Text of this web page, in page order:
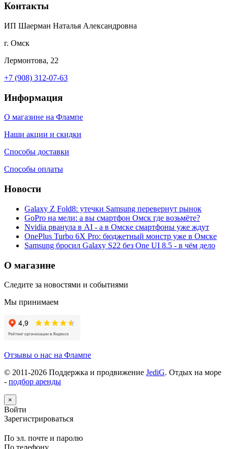
Контакты
ИП Шаерман Наталья Александровна
г. Омск
Лермонтова, 22
+7 (908) 312-07-63
Информация
О магазине на Флампе
Наши акции и скидки
Способы доставки
Способы оплаты
Новости
Galaxy Z Fold8: утечки Samsung перевернут рынок
GoPro на мели: а вы смартфон Омск где возьмёте?
Nvidia рванула в AI - а в Омске смартфоны уже ждут
OnePlus Turbo 6X Pro: бюджетный монстр уже в Омске
Samsung бросил Galaxy S22 без One UI 8.5 - в чём дело
О магазине
Следите за новостями и событиями
Мы принимаем
Отзывы о нас на Флампе
© 2011-2026 Поддержка и продвижение JediG. Отдых на море
- подбор аренды
×
Войти
Зарегистрироваться
По эл. почте и паролю